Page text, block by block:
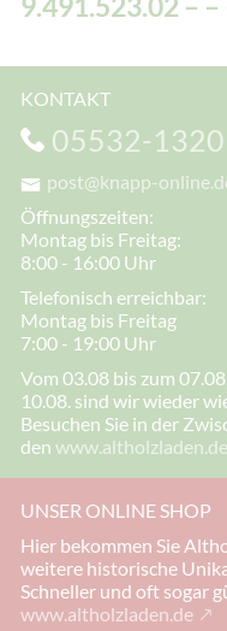
KONTAKT
05532-1320
post@knapp-
Öffnungszeiten:
Montag bis Freitag:
8:00 - 16:00 Uhr
Telefonisch erreichbar:
Montag bis Freitag
7:00 - 19:00 Uhr
Vom 03.08 bis zum
10.08. sind wir wieder
Besuchen Sie in der
den
UNSER ONLINE SHOP
Hier bekommen Sie
weitere historische
Schneller und oft sogar
www.altholzladen.de